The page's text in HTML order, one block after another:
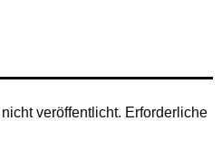
veröffentlicht. Erforderliche